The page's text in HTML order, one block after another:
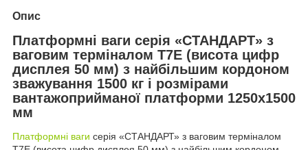
Опис
Платформні ваги серія «СТАНДАРТ» з
ваговим терміналом T7E (висота цифр
дисплея 50 мм) з найбільшим кордоном
зважування 1500 кг і розмірами
вантажоприйманої платформи 1250х1500
мм
Платформні ваги серія «СТАНДАРТ» з ваговим терміналом